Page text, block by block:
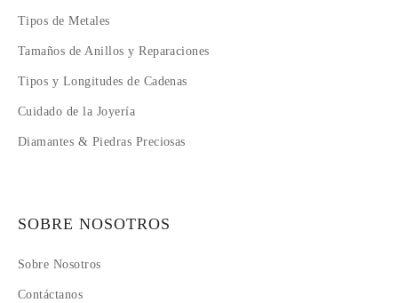
Tipos de Metales
Tamaños de Anillos y Reparaciones
Tipos y Longitudes de Cadenas
Cuidado de la Joyería
Diamantes & Piedras Preciosas
SOBRE NOSOTROS
Sobre Nosotros
Contáctanos